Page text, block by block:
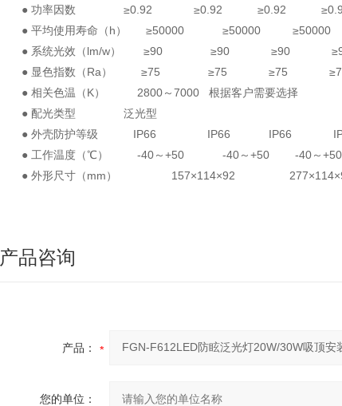
● 功率因数 ≥0.92 ≥0.92 ≥0.92
● 平均使用寿命（h） ≥50000 ≥50000
● 系统光效（lm/w） ≥90 ≥90 ≥90
● 显色指数（Ra） ≥75 ≥75 ≥75
● 相关色温（K） 2800～7000 根据客户需要选择
● 配光类型 泛光型
● 外壳防护等级 IP66 IP66 IP66
● 工作温度（℃） -40～+50 -40～+50 -40～
● 外形尺寸（mm） 157×114×92
产品咨询
产品：
您的单位：